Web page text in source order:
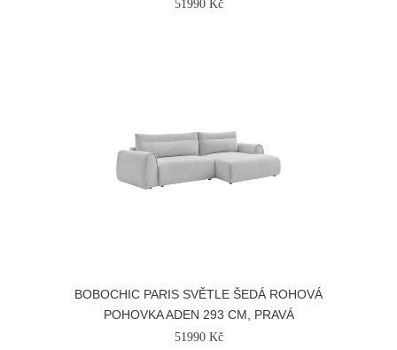
51990 Kč
BOBOCHIC PARIS SVĚTLE ŠEDÁ ROHOVÁ
POHOVKA ADEN 293 CM, PRAVÁ
51990 Kč